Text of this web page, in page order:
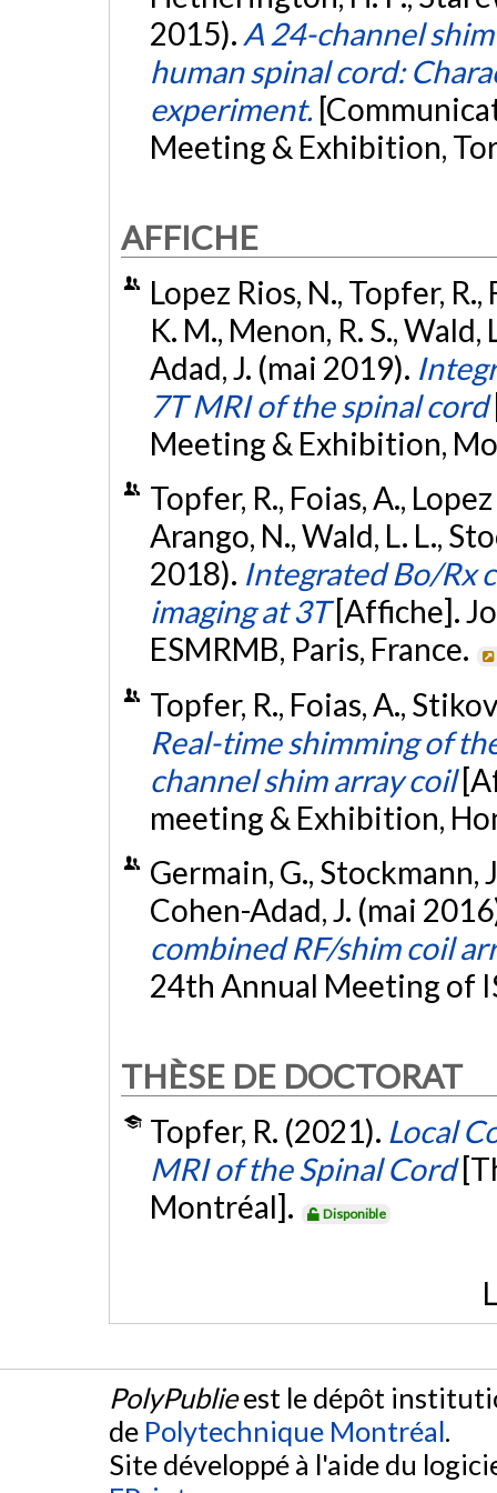
2015). A 24-channel
human spinal cord:
experiment.
Meeting & Exhibition,
AFFICHE
Lopez Rios, N., Topfer,
K. M., Menon, R. S., Wald,
Adad, J. (mai 2019).
7T MRI of the spinal cord
Meeting & Exhibition,
Topfer, R., Foias, A.,
Arango, N., Wald, L. L.,
2018). Integrated Bo/Rx
imaging at 3T [Affiche].
ESMRMB, Paris, France.
Topfer, R., Foias, A.,
Real-time shimming of
channel shim array coil
meeting & Exhibition,
Germain, G., Stockmann,
Cohen-Adad, J. (mai
combined RF/shim coil
24th Annual Meeting of
THÈSE DE DOCTORAT
Topfer, R. (2021). Local
MRI of the Spinal Cord
Montréal].
Disponible
PolyPublieest le dépôt
de Polytechnique Montréal.
Site développé à l'aide du